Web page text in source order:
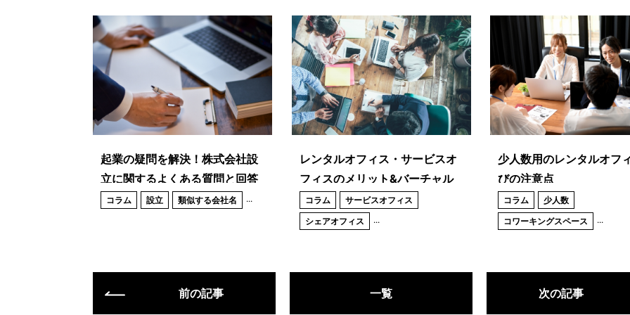
起業の疑問を解決！株式会社設
立に関するよくある質問と回答
まとめ
コラム 設立 類似する会社名 ...
レンタルオフィス・サービスオ
フィスのメリット&バーチャル
オフィス・シェアオフィスとの
違い
コラム
サービスオフィス
シェアオフィス
...
少人数用のレンタルオフ
びの注意点
コラム
少人数
コワーキングスペース
...
前の記事 一覧 次の記事